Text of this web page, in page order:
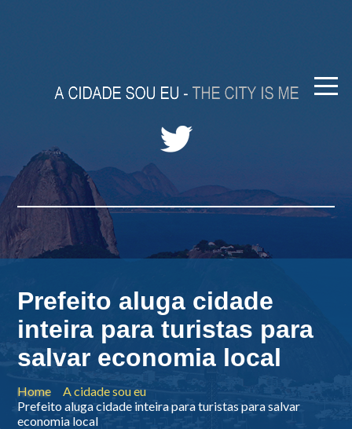
Prefeito aluga cidade
inteira para turistas para
salvar economia local
Home
A cidade sou eu
Prefeito aluga cidade inteira para turistas para salvar
economia local